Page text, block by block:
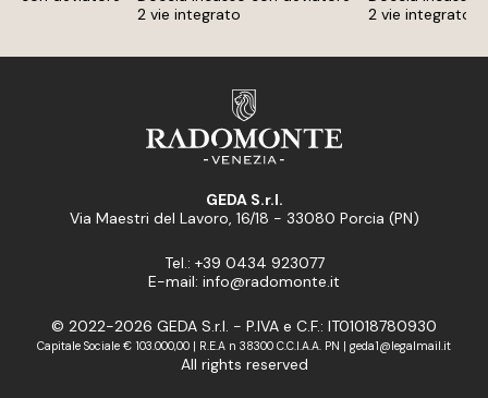
2 vie integrato
2 vie integrato
GEDA S.r.l.
Via Maestri del Lavoro, 16/18 - 33080 Porcia (PN)
Tel.: +39 0434 923077
E-mail: info@radomonte.it
© 2022-2026 GEDA S.r.l. - P.IVA e C.F.: IT01018780930
Capitale Sociale € 103.000,00 | R.E.A n 38300 C.C.I.A.A. PN | geda1@legalmail.it
All rights reserved